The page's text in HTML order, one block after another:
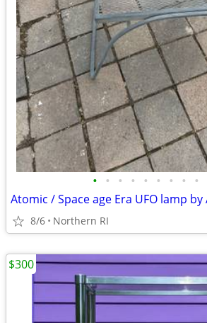
• • • • • • • • •
8/6 Northern RI
$300